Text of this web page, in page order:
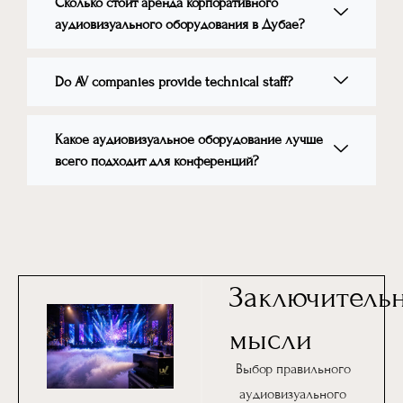
аудиовизуального оборудования в Дубае?
Do AV companies provide technical staff?
Какое аудиовизуальное оборудование лучше
всего подходит для конференций?
мысли
Выбор правильного
аудиовизуального